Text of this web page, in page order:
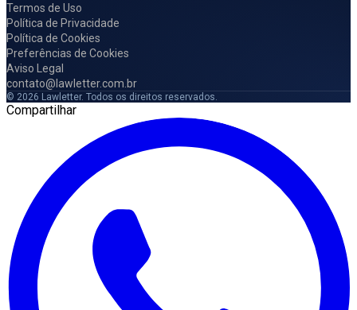
Termos de Uso
Política de Privacidade
Política de Cookies
Preferências de Cookies
Aviso Legal
contato@lawletter.com.br
© 2026 Lawletter. Todos os direitos reservados.
Compartilhar